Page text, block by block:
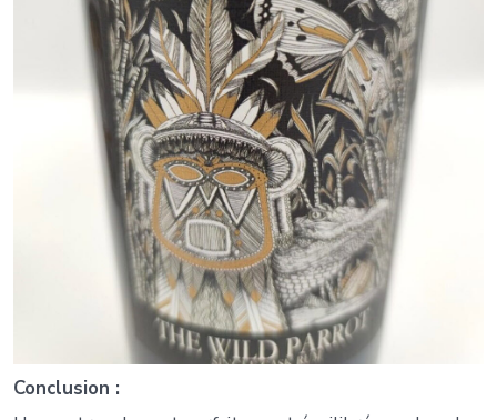
Conclusion :